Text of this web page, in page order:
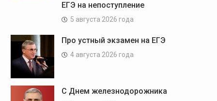
ЕГЭ на непоступление
5 августа 2026 года
Про устный экзамен на ЕГЭ
4 августа 2026 года
С Днем железнодорожника